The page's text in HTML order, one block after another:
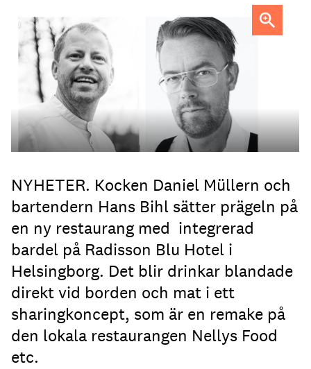
Foto: Pressbild
NYHETER. Kocken Daniel Müllern och
bartendern Hans Bihl sätter prägeln på
en ny restaurang med integrerad
bardel på Radisson Blu Hotel i
Helsingborg. Det blir drinkar blandade
direkt vid borden och mat i ett
sharingkoncept, som är en remake på
den lokala restaurangen Nellys Food
etc.